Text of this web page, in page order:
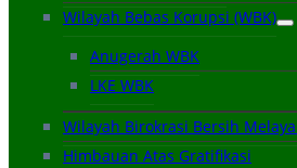
Wilayah Bebas Korupsi (WBK)
Anugerah WBK
LKE WBK
Wilayah Birokrasi Bersih
Himbauan Atas Gratifikasi